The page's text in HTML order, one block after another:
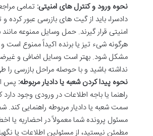
نحوه ورود و کنترل های امنیتی: تمامی
دادسرا، باید از گیت های بازرسی عبور
امنیتی قرار گیرند. حمل وسایل ممنوعه
هرگونه شیء تیز یا برنده اکیداً ممنوع است
مشکل شود. بهتر است وسایل اضافی و
نداشته باشید و با حوصله مراحل بازرسی را
نحوه پیدا کردن شعبه یا دادیار مربوطه: پس
راهنما یا باجه اطلاعات در ورودی وجود دارد
سمت شعبه یا دادیار مربوطه راهنمایی کند.
مسئول پرونده شما معمولاً در احضاریه یا
مطمئن نیستید، از مسئولین اطلاعات یا